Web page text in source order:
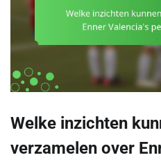
Welke inzichten
verzamelen over